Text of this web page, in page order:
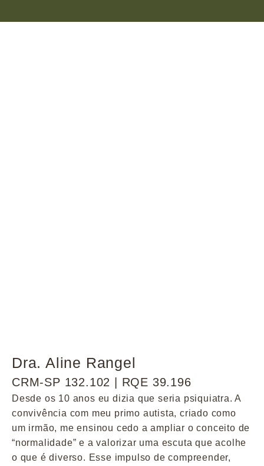
Dra. Aline Rangel
CRM-SP 132.102 | RQE 39.196
Desde os 10 anos eu dizia que seria psiquiatra. A
convivência com meu primo autista, criado como
um irmão, me ensinou cedo a ampliar o conceito de
“normalidade” e a valorizar uma escuta que acolhe
o que é diverso. Esse impulso de compreender,